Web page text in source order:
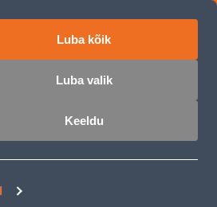
Luba kõik
Luba valik
Keeldu